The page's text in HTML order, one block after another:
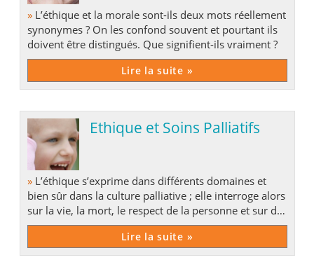
»L’éthique et la morale sont-ils deux mots réellement
synonymes ? On les confond souvent et pourtant ils
doivent être distingués. Que signifient-ils vraiment ?
Lire la suite »
Ethique et Soins Palliatifs
»L’éthique s’exprime dans différents domaines et
bien sûr dans la culture palliative ; elle interroge alors
sur la vie, la mort, le respect de la personne et sur de
nombreux principes.
Lire la suite »